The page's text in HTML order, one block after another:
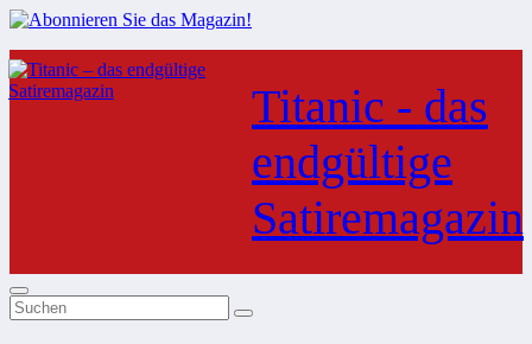
Zum
Inhalt
springen
Titanic - das
endgültige
Satiremagazin